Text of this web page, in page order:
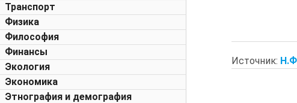
Транспорт
Физика
Философия
Финансы
Экология
Экономика
Этнография и демография
Источник: